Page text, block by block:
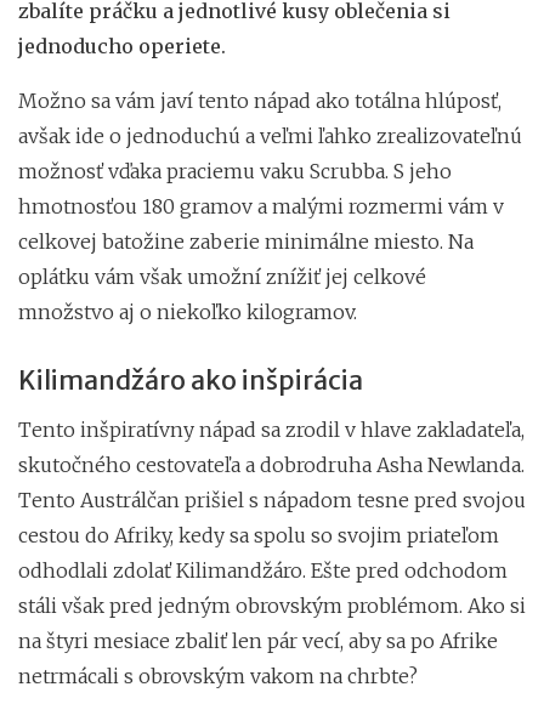
zbalíte práčku a jednotlivé kusy oblečenia si
jednoducho operiete.
Možno sa vám javí tento nápad ako totálna hlúposť,
avšak ide o jednoduchú a veľmi ľahko zrealizovateľnú
možnosť vďaka praciemu vaku Scrubba. S jeho
hmotnosťou 180 gramov a malými rozmermi vám v
celkovej batožine zaberie minimálne miesto. Na
oplátku vám však umožní znížiť jej celkové
množstvo aj o niekoľko kilogramov.
Kilimandžáro ako inšpirácia
Tento inšpiratívny nápad sa zrodil v hlave zakladateľa,
skutočného cestovateľa a dobrodruha Asha Newlanda.
Tento Austrálčan prišiel s nápadom tesne pred svojou
cestou do Afriky, kedy sa spolu so svojim priateľom
odhodlali zdolať Kilimandžáro. Ešte pred odchodom
stáli však pred jedným obrovským problémom. Ako si
na štyri mesiace zbaliť len pár vecí, aby sa po Afrike
netrmácali s obrovským vakom na chrbte?